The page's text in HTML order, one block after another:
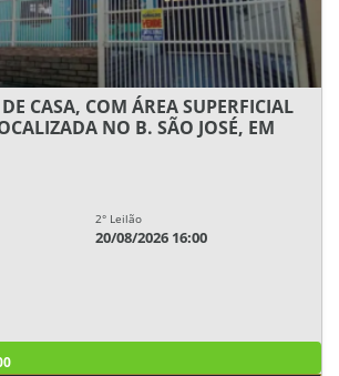
CASA, COM ÁREA SUPERFICIAL
NO B. SÃO JOSÉ, EM
2° Leilão
20/08/2026 16:00